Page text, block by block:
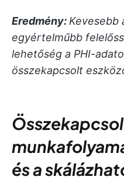
Eredmény: Kevesebb
egyértelműbb
lehetőség a PHI-
összekapcsolt
és a